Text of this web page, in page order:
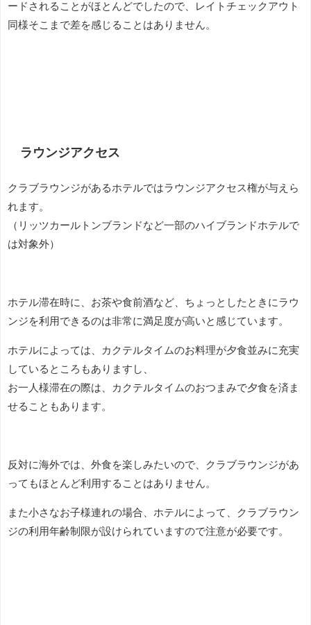
ードされることがほとんどでしたので、レイトチェックアウト
同様そこまで差を感じることはありません。
ラウンジアクセス
クラブラウンジがあるホテルではラウンジアクセス権が与えら
れます。
（リッツカールトンブランドなど一部のハイブランドホテルで
は対象外）
ホテル滞在時に、お茶や食前酒など、ちょっとしたときにラウ
ンジを利用できるのは非常に満足度が高いと感じています。
ホテルによっては、カクテルタイムのお料理が夕食並みに充実
しているところもありますし、
お一人様滞在の際は、カクテルタイムのおつまみで夕食を済ま
せることもあります。
反対に海外では、外食を楽しみたいので、クラブラウンジがあ
ってもほとんど利用することはありません。
また小さなお子様連れの場合、ホテルによって、クラブラウン
ジの利用年齢制限が設けられていますので注意が必要です。